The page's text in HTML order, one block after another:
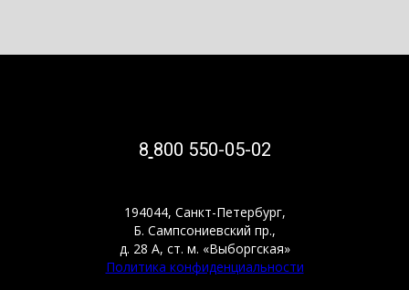
8 800 550-05-02
194044, Санкт-Петербург,
Б. Сампсониевский пр.,
д. 28 А, ст. м. «Выборгская»
Политика конфиденциальности